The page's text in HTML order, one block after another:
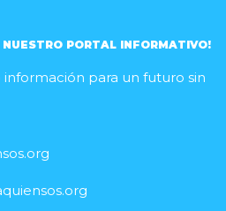
NUESTRO PORTAL INFORMATIVO!
para un futuro sin